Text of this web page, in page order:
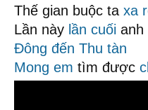
Thế gian buộc ta xa
Lần này lần cuối anh
Đông đến Thu tàn
Mong em tìm được